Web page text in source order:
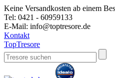
Keine Versandkosten ab einem
Tel: 0421 - 60959133
E-Mail: info@toptresore.de
Kontakt
TopTresore